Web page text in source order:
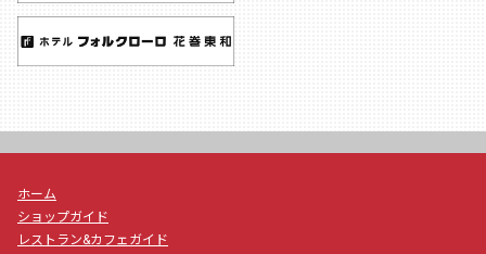
ホーム
ショップガイド
レストラン&カフェガイド